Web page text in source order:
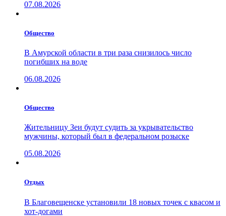
07.08.2026
Общество
В Амурской области в три раза снизилось число
погибших на воде
06.08.2026
Общество
Жительницу Зеи будут судить за укрывательство
мужчины, который был в федеральном розыске
05.08.2026
Отдых
В Благовещенске установили 18 новых точек с квасом и
хот-догами